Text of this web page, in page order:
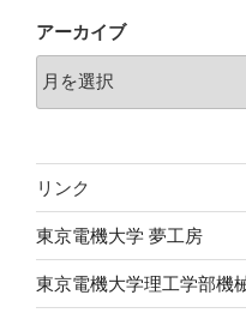
アーカイブ
リンク
東京電機大学 夢工房
東京電機大学理工学部機